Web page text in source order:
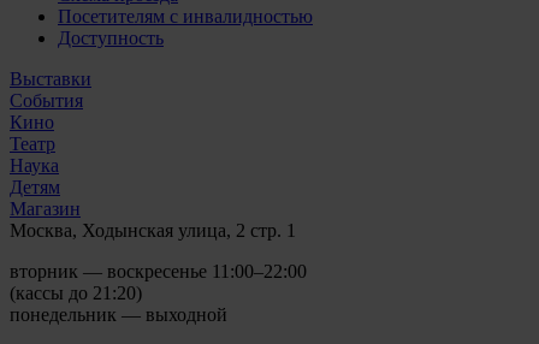
Посетителям с инвалидностью
Доступность
Выставки
События
Кино
Театр
Наука
Детям
Магазин
Москва, Ходынская улица, 2 стр. 1
вторник — воскресенье 11:00–22:00
(кассы до 21:20)
понедельник — выходной